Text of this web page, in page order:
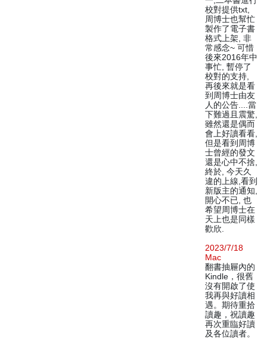
校對提供txt,
周博士也幫忙
製作了電子書
格式上架, 非
常感念~ 可惜
後來2016年中
事忙, 暫停了
校對的支持,
再後來就是看
到周博士由友
人的公告....當
下難過且震驚,
雖然還是偶而
會上好讀看看,
但是看到周博
士曾經的發文
還是心中不捨,
終於, 今天久
違的上線,看到
新版主的通知,
開心不已, 也
希望周博士在
天上也是同樣
歡欣.
2023/7/18
Mac
翻書抽屜內的
Kindle，很舊
沒有開啟了使
我再與好讀相
遇。期待重拾
讀趣，祝讀趣
再次重臨好讀
及各位讀者。